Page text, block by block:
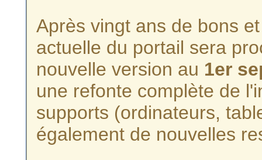
Après vingt ans de bons
actuelle du portail sera
nouvelle version au 1er
une refonte complète de
supports (ordinateurs,
également de nouvelles